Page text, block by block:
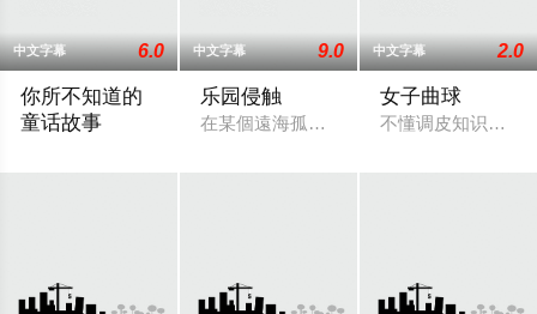
中文字幕 6.0
你所不知道的
童话故事
中文字幕 9.0
乐园侵触
在某個遠海孤島之上，舉辦著新建成高級
中文字幕 2.0
女子曲球
不懂调皮知识的白